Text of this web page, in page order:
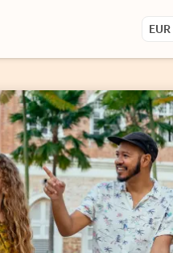
EUR